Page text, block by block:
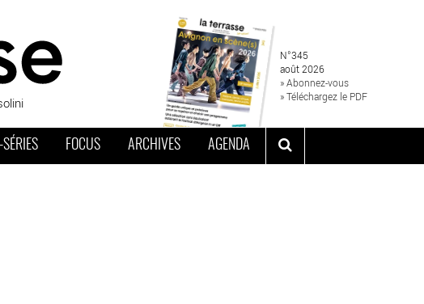
N°345
août 2026
» Abonnez-vous
» Téléchargez le PDF
FOCUS ARCHIVES AGENDA